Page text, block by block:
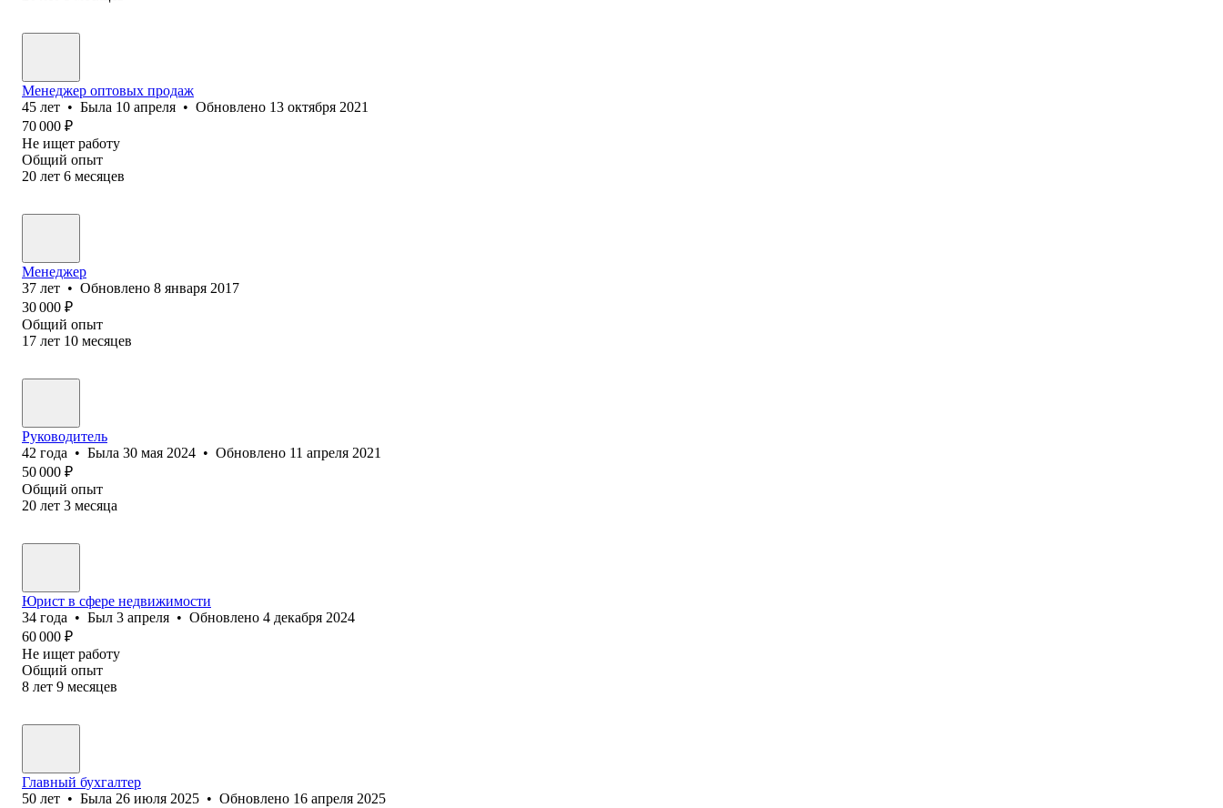
Менеджер оптовых продаж
45 лет • Была 10 апреля • Обновлено 13 октября 2021
70 000 ₽
Не ищет работу
Общий опыт
20 лет 6 месяцев
Менеджер
37 лет • Обновлено 8 января 2017
30 000 ₽
Общий опыт
17 лет 10 месяцев
Руководитель
42 года • Была 30 мая 2024 • Обновлено 11 апреля 2021
50 000 ₽
Общий опыт
20 лет 3 месяца
Юрист в сфере недвижимости
34 года • Был 3 апреля • Обновлено 4 декабря 2024
60 000 ₽
Не ищет работу
Общий опыт
8 лет 9 месяцев
Главный бухгалтер
50 лет • Была 26 июля 2025 • Обновлено 16 апреля 2025